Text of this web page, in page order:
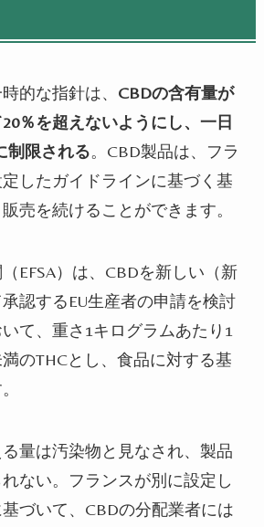
的な指針は、 CBDの含有量が
％を超えないようにし、一日
制限される。CBD製品は、フラ
したガイドラインに基づく基
売を続けることができます。
EFSA）は、CBDを新しい（新
認するEU生産者の申請を検討
て、重さ1キログラムあたり1
のTHCとし、食品に対する基
量は汚染物と見なされ、製品
ない。フランスが別に設定し
づいて、CBDの分配業者には